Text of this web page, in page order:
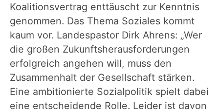
Koalitionsvertrag enttäuscht zur Kenntnis
genommen. Das Thema Soziales kommt
kaum vor. Landespastor Dirk Ahrens: „Wer
die großen Zukunftsherausforderungen
erfolgreich angehen will, muss den
Zusammenhalt der Gesellschaft stärken.
Eine ambitionierte Sozialpolitik spielt dabei
eine entscheidende Rolle. Leider ist davon